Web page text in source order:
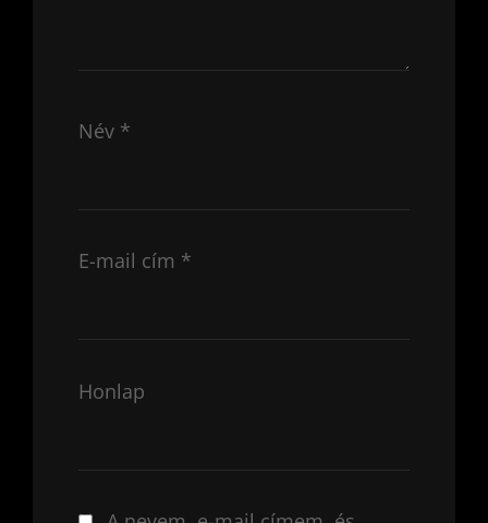
Név *
E-mail cím *
Honlap